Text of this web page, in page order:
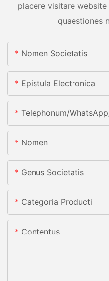
placere visitare
quaestiones
Nomen Societatis
Epistula Electronica
Telephonum/
Nomen
Genus Societatis
Categoria Producti
Contentus